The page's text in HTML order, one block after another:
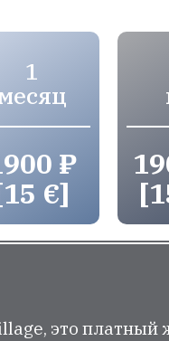
1
₽
€]
это платный